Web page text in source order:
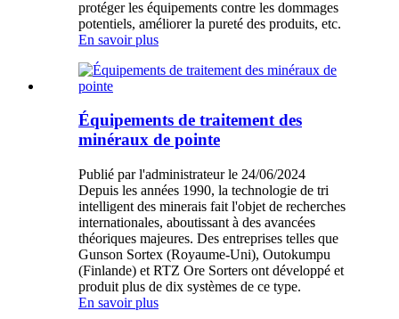
protéger les équipements contre les dommages
potentiels, améliorer la pureté des produits, etc.
En savoir plus
Équipements de traitement des
minéraux de pointe
Publié par l'administrateur le 24/06/2024
Depuis les années 1990, la technologie de tri
intelligent des minerais fait l'objet de recherches
internationales, aboutissant à des avancées
théoriques majeures. Des entreprises telles que
Gunson Sortex (Royaume-Uni), Outokumpu
(Finlande) et RTZ Ore Sorters ont développé et
produit plus de dix systèmes de ce type.
En savoir plus